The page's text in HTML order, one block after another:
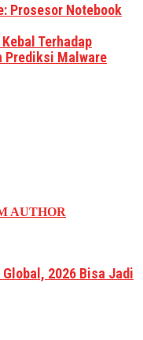
Prosesor Notebook
Terhadap
Prediksi Malware
AUTHOR
2026 Bisa Jadi